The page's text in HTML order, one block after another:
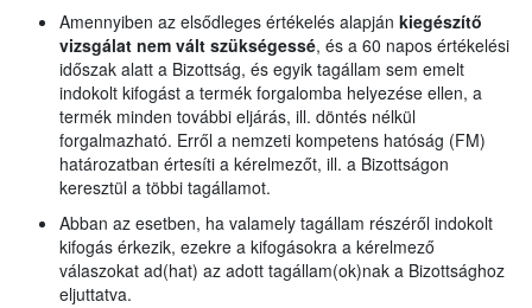
Amennyiben az elsődleges értékelés alapján kiegészítő
vizsgálat nem vált szükségessé, és a 60 napos értékelési
időszak alatt a Bizottság, és egyik tagállam sem emelt
indokolt kifogást a termék forgalomba helyezése ellen, a
termék minden további eljárás, ill. döntés nélkül
forgalmazható. Erről a nemzeti kompetens hatóság (FM)
határozatban értesíti a kérelmezőt, ill. a Bizottságon
keresztül a többi tagállamot.
Abban az esetben, ha valamely tagállam részéről indokolt
kifogás érkezik, ezekre a kifogásokra a kérelmező
válaszokat ad(hat) az adott tagállam(ok)nak a Bizottsághoz
eljuttatva.